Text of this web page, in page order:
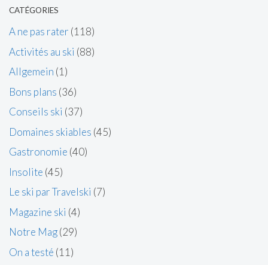
CATÉGORIES
A ne pas rater (118)
Activités au ski (88)
Allgemein (1)
Bons plans (36)
Conseils ski (37)
Domaines skiables (45)
Gastronomie (40)
Insolite (45)
Le ski par Travelski (7)
Magazine ski (4)
Notre Mag(29)
On a testé (11)